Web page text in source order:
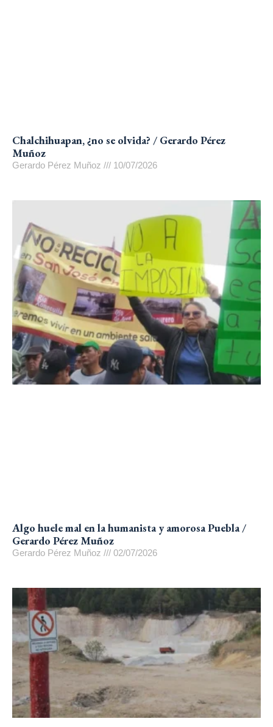
Chalchihuapan, ¿no se olvida? / Gerardo Pérez
Muñoz
Gerardo Pérez Muñoz 10/07/2026
Algo huele mal en la humanista y amorosa Puebla /
Gerardo Pérez Muñoz
Gerardo Pérez Muñoz 02/07/2026